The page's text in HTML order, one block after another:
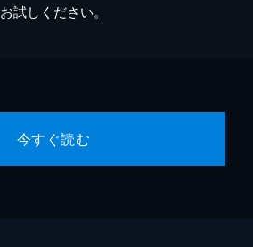
お試しください。
今すぐ読む